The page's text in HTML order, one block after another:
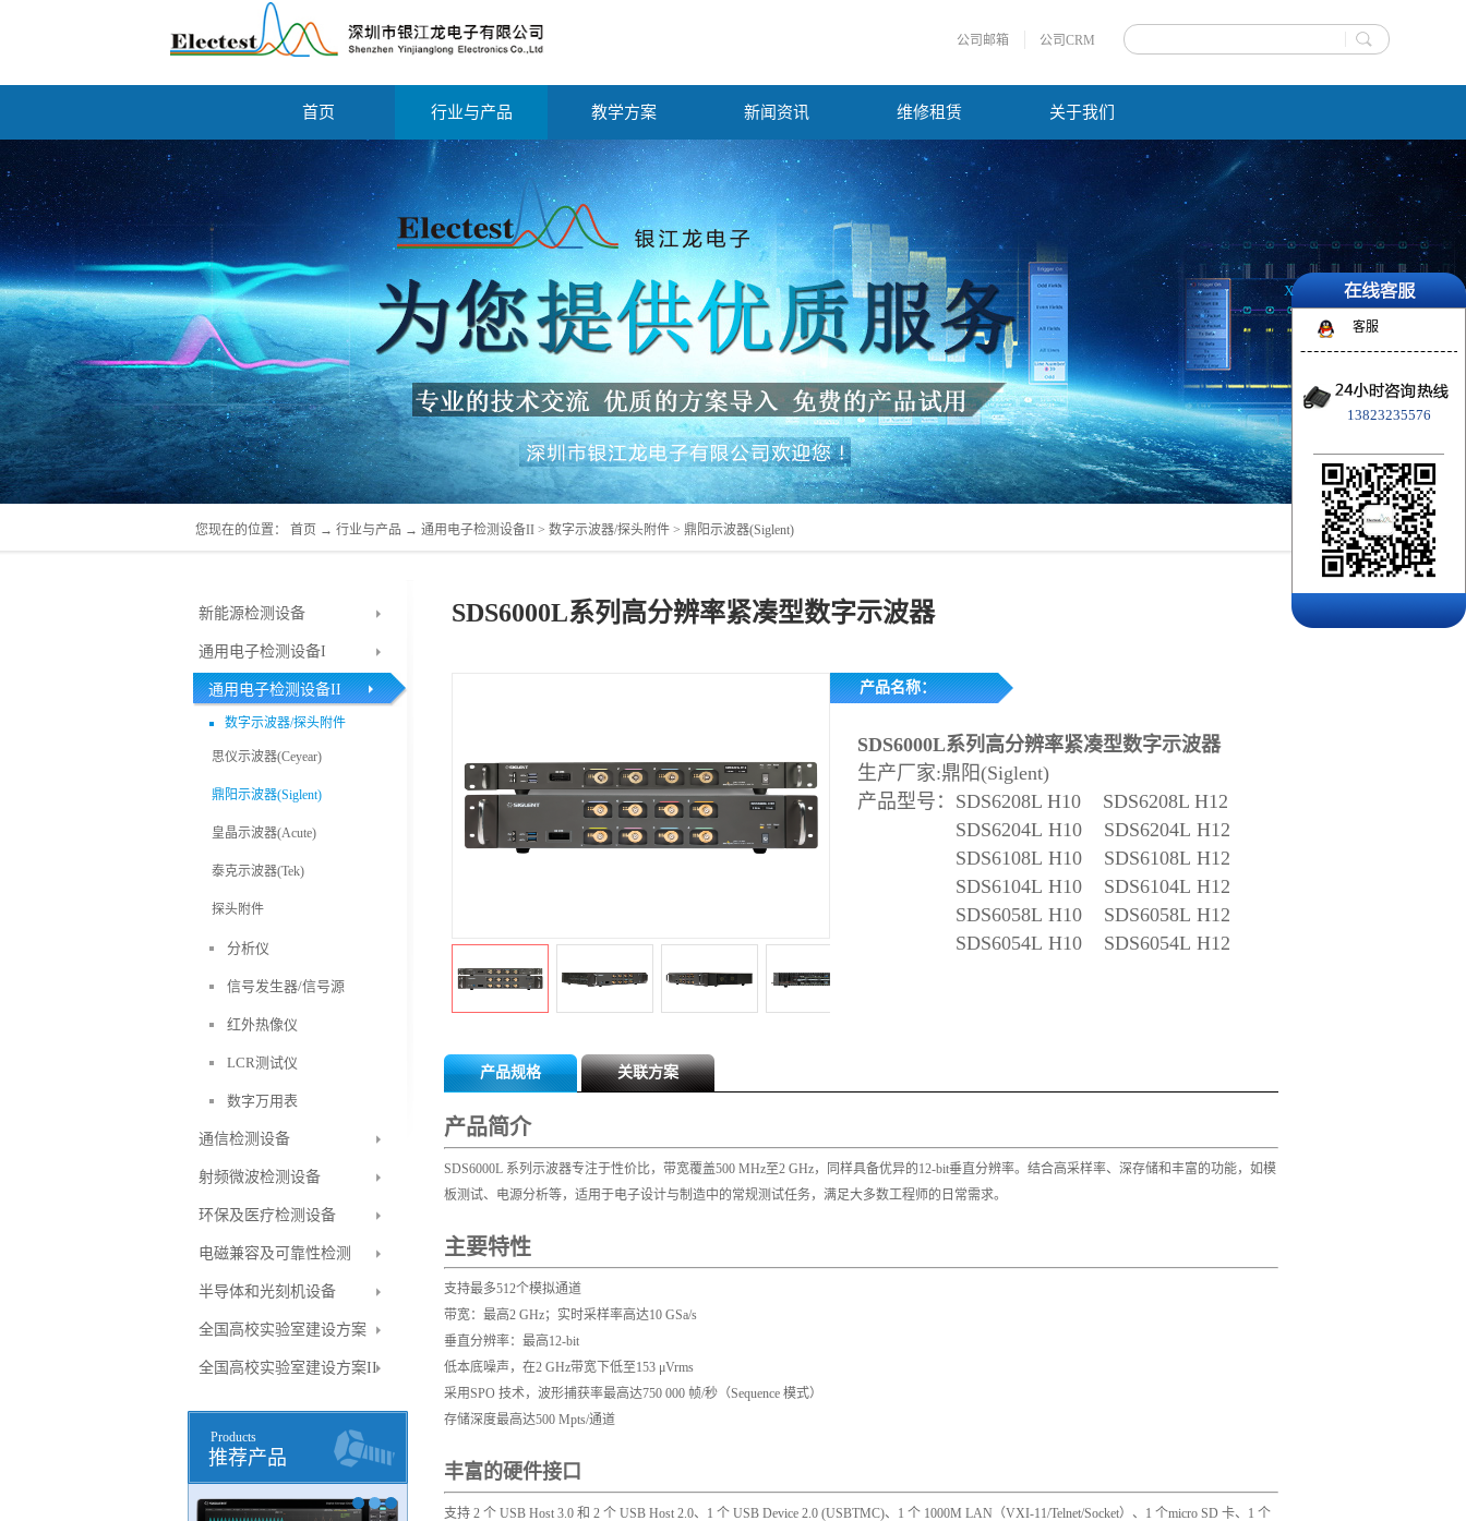
公司邮箱 公司CRM
首页 行业与产品 教学方案 新闻资讯 维修租赁 关于我们
新能源检测设备
通用电子检测设备I
通用电子检测设备II
数字示波器/探头附件
思仪示波器(Ceyear)
鼎阳示波器(Siglent)
皇晶示波器(Acute)
泰克示波器(Tek)
探头附件
分析仪
信号发生器/信号源
红外热像仪
LCR测试仪
数字万用表
通信检测设备
射频微波检测设备
环保及医疗检测设备
电磁兼容及可靠性检测
半导体和光刻机设备
全国高校实验室建设方案
全国高校实验室建设方案II
推荐产品
Products
SDS6000L系列高分辨率紧凑型数字示波器
您现在的位置： 首页 → 行业与产品 → 通用电子检测设备II > 数字示波器/探头附件 > 鼎阳示波器(Siglent)
产品名称：
SDS6000L系列高分辨率紧凑型数字示波器
生产厂家:鼎阳(Siglent)
产品型号： SDS6208L H10 SDS6208L H12
SDS6204L H10 SDS6204L H12
SDS6108L H10 SDS6108L H12
SDS6104L H10 SDS6104L H12
SDS6058L H10 SDS6058L H12
SDS6054L H10 SDS6054L H12
产品规格 关联方案
产品简介
SDS6000L 系列示波器专注于性价比，带宽覆盖500 MHz至2 GHz，同样具备优异的12-bit垂直分辨率。结合高采样率、深存储和丰富的功能，如模
板测试、电源分析等，适用于电子设计与制造中的常规测试任务，满足大多数工程师的日常需求。
主要特性
支持最多512个模拟通道
带宽：最高2 GHz；实时采样率高达10 GSa/s
垂直分辨率：最高12-bit
低本底噪声，在2 GHz带宽下低至153 μVrms
采用SPO 技术，波形捕获率最高达750 000 帧/秒（Sequence 模式）
存储深度最高达500 Mpts/通道
丰富的硬件接口
支持 2 个 USB Host 3.0 和 2 个 USB Host 2.0、1 个 USB Device 2.0 (USBTMC)、1 个 1000M LAN（VXI-11/Telnet/Socket）、1 个micro SD 卡、1 个
X
客服
13823235576